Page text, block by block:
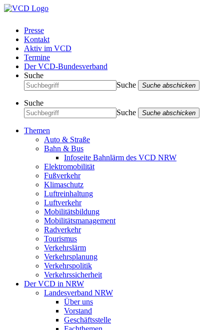
Presse
Kontakt
Aktiv im VCD
Termine
Der VCD-Bundesverband
Suche
Suche
Suche abschicken
Suche
Suche
Suche abschicken
Themen
Auto & Straße
Bahn & Bus
Infoseite Bahnlärm des VCD NRW
Elektromobilität
Fußverkehr
Klimaschutz
Luftreinhaltung
Luftverkehr
Mobilitätsbildung
Mobilitätsmanagement
Radverkehr
Tourismus
Verkehrslärm
Verkehrsplanung
Verkehrspolitik
Verkehrssicherheit
Der VCD in NRW
Landesverband NRW
Über uns
Vorstand
Geschäftsstelle